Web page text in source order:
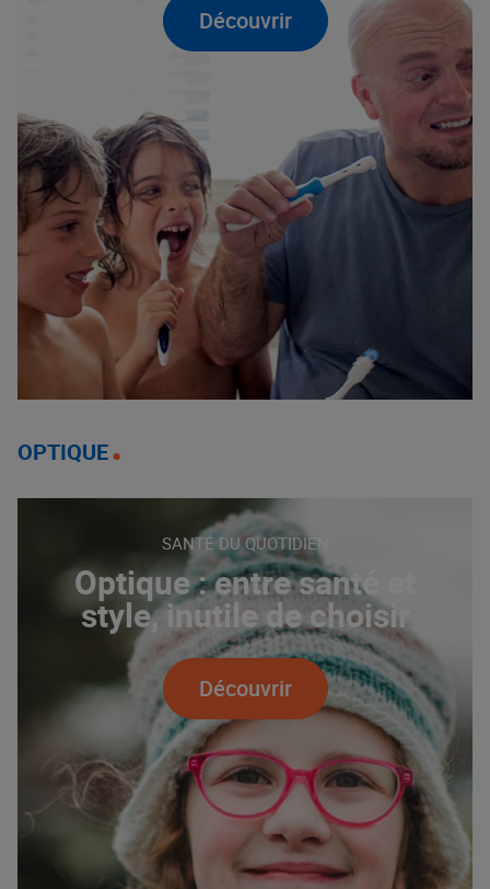
Découvrir
OPTIQUE
SANTÉ DU QUOTIDIEN
Optique : entre santé et
style, inutile de choisir
Découvrir